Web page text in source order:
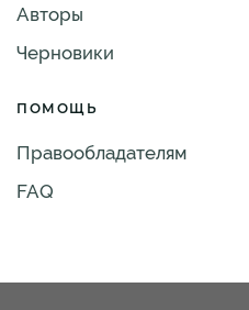
Авторы
Черновики
ПОМОЩЬ
Правообладателям
FAQ